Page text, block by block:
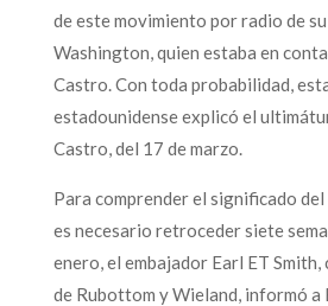
de este movimiento por radio de
Washington, quien estaba en
Castro. Con toda probabilidad,
estadounidense explicó el
Castro, del 17 de marzo.
Para comprender el significado del
es necesario retroceder siete
enero, el embajador Earl ET
de Rubottom y Wieland, informó a